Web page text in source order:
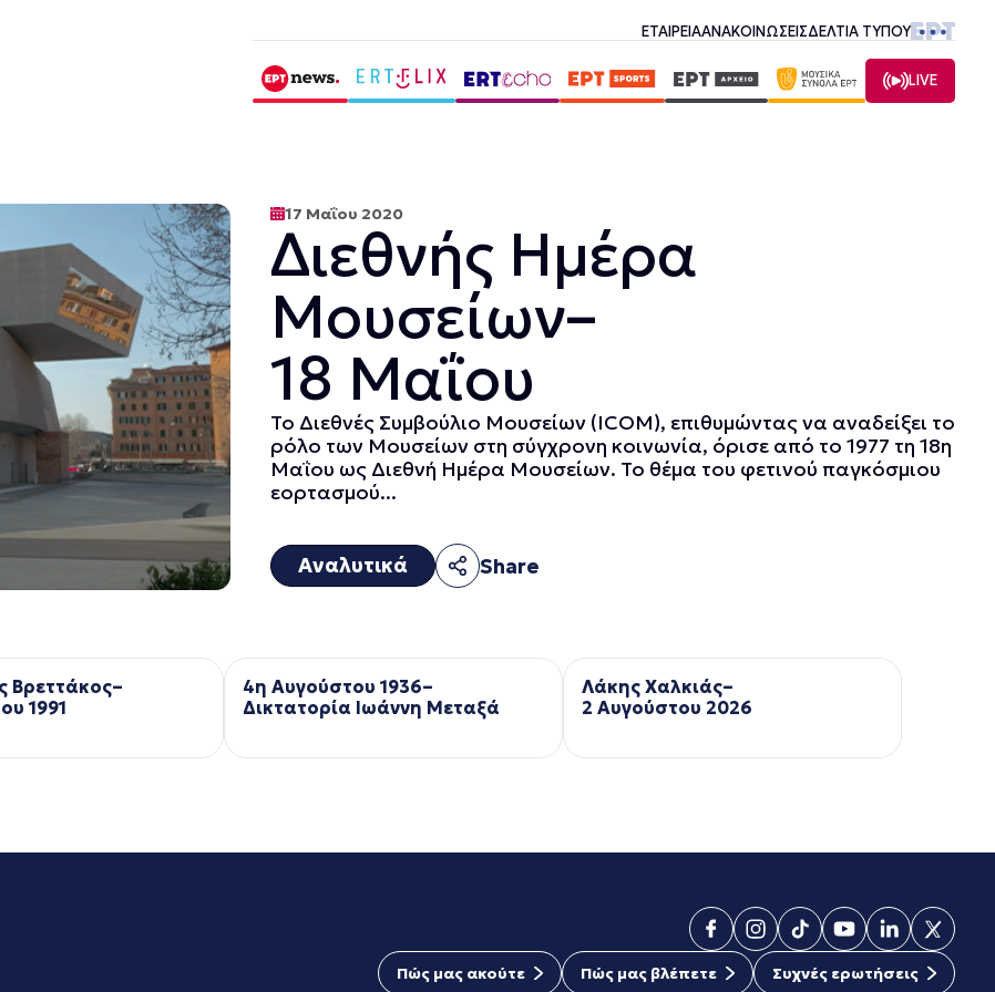
ΕΤΑΙΡΕΙΑΑΝΑΚΟΙΝΩΣΕΙΣΔΕΛΤΙΑ ΤΥΠΟΥ
LIVE
Διεθνής Ημέρα
Μουσείων–
18 Μαΐου
17 Μαΐου 2020
Το Διεθνές Συμβούλιο Μουσείων (ICOM), επιθυμώντας να αναδείξει το
ρόλο των Μουσείων στη σύγχρονη κοινωνία, όρισε από το 1977 τη 18η
Μαΐου ως Διεθνή Ημέρα Μουσείων. Το θέμα του φετινού παγκόσμιου
εορτασμού...
Αναλυτικά Share
Βρεττάκος–
1991
4η Αυγούστου 1936–
Δικτατορία Ιωάννη Μεταξά
Λάκης Χαλκιάς–
2 Αυγούστου 2026
Πώς μας ακούτε Πώς μας βλέπετε Συχνές ερωτήσεις